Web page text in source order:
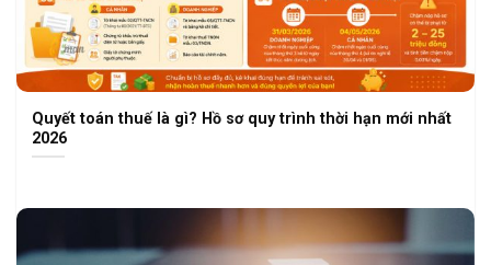
Quyết toán thuế là gì? Hồ sơ quy trình thời hạn mới nhất
2026